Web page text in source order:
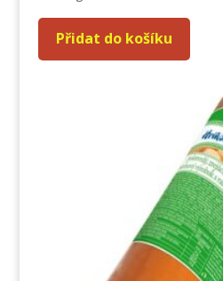
Přidat do košíku